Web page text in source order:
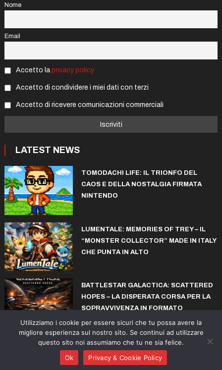
Nome
Email
Accetto la privacy policy
Accetto di condividere i miei dati con terzi
Accetto di ricevere comunicazioni commerciali
LATEST NEWS
TOMODACHI LIFE: IL TRIONFO DEL
CAOS E DELLA NOSTALGIA FIRMATA
NINTENDO
LUMENTALE: MEMORIES OF TREY – IL
“MONSTER COLLECTOR” MADE IN ITALY
CHE PUNTA IN ALTO
BATTLESTAR GALACTICA: SCATTERED
HOPES – LA DISPERATA CORSA PER LA
SOPRAVVIVENZA IN FORMATO
ROGUELITE
© copyright iconiks.net 2015-2026
Adventure Sports Arcade
Utilizziamo i cookie per essere sicuri che tu possa avere la
migliore esperienza sul nostro sito. Se continui ad utilizzare
questo sito noi assumiamo che tu ne sia felice.
Ok
Privacy & Cookie Policy